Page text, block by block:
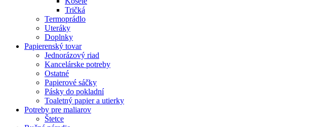
Tričká
Termoprádlo
Uteráky
Doplnky
Papierenský tovar
Jednorázový riad
Kancelárske potreby
Ostatné
Papierové sáčky
Pásky do pokladní
Toaletný papier a utierky
Potreby pre maliarov
Štetce